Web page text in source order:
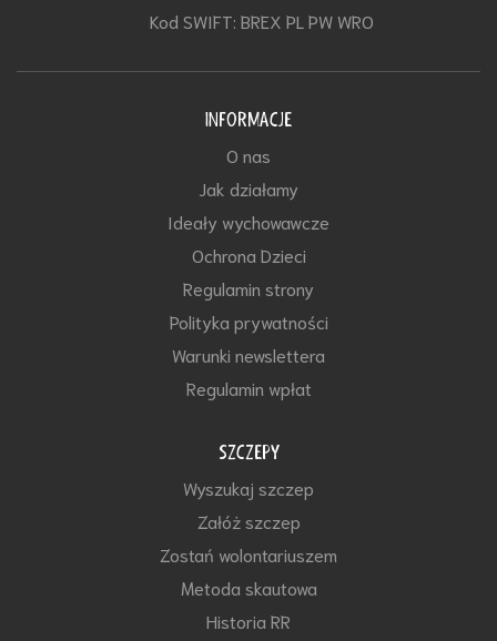
Kod SWIFT: BREX PL PW WRO
INFORMACJE
O nas
Jak działamy
Ideały wychowawcze
Ochrona Dzieci
Regulamin strony
Polityka prywatności
Warunki newslettera
Regulamin wpłat
SZCZEPY
Wyszukaj szczep
Załóż szczep
Zostań wolontariuszem
Metoda skautowa
Historia RR